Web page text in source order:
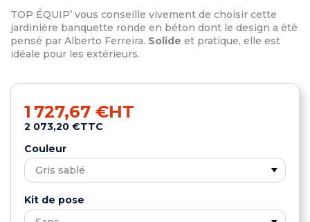
TOP ÉQUIP’ vous conseille vivement de choisir cette
jardinière banquette ronde en béton dont le design a été
pensé par Alberto Ferreira. Solide et pratique, elle est
idéale pour les extérieurs.
1 727,67 €HT
2 073,20 €TTC
Couleur
Kit de pose